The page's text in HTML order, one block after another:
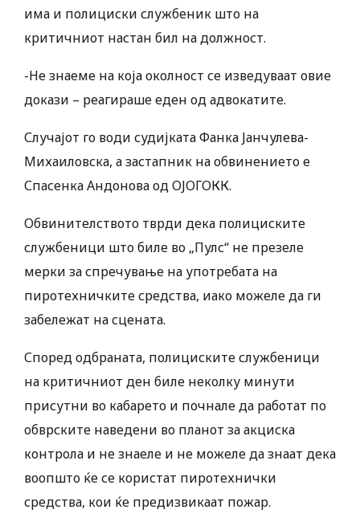
има и полициски службеник што на
критичниот настан бил на должност.
-Не знаеме на која околност се изведуваат овие
докази – реагираше еден од адвокатите.
Случајот го води судијката Фанка Јанчулева-
Михаиловска, а застапник на обвинението е
Спасенка Андонова од ОЈОГОКК.
Обвинителството тврди дека полициските
службеници што биле во „Пулс“ не презеле
мерки за спречување на употребата на
пиротехничките средства, иако можеле да ги
забележат на сцената.
Според одбраната, полициските службеници
на критичниот ден биле неколку минути
присутни во кабарето и почнале да работат по
обврските наведени во планот за акциска
контрола и не знаеле и не можеле да знаат дека
воопшто ќе се користат пиротехнички
средства, кои ќе предизвикаат пожар.